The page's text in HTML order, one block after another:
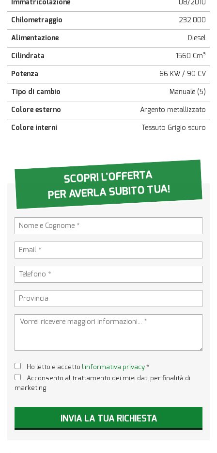
Immatricolazione
08/2010
Chilometraggio
232.000
Alimentazione
Diesel
Cilindrata
1560 Cm³
Potenza
66 KW / 90 CV
Tipo di cambio
Manuale (5)
Colore esterno
Argento metallizzato
Colore interni
Tessuto Grigio scuro
SCOPRI L'OFFERTA
PER AVERLA SUBITO TUA!
Ho letto e accetto l'informativa privacy*
Acconsento al trattamento dei miei dati per finalità di
marketing
INVIA LA TUA RICHIESTA